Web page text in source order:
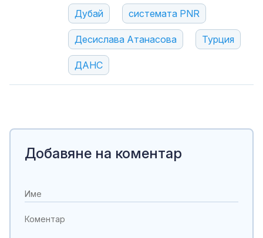
Дубай системата PNR
Десислава Атанасова Турция
ДАНС
Добавяне на коментар